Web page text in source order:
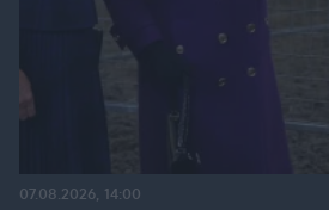
07.08.2026, 14:00